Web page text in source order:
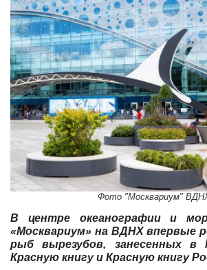
Фото "Москвариум"
В центре океанографии и
«Москвариум» на ВДНХ впервые
рыб вырезубов, занесенных в
Красную книгу и Красную книгу